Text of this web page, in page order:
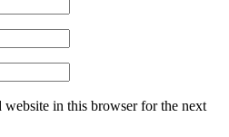
website in this browser for the next